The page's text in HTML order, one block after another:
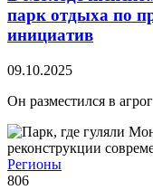
парк отдыха по
инициатив
09.10.2025
Он разместился в
Регионы
806